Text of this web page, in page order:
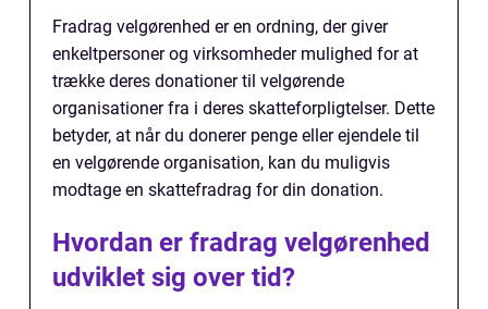
Fradrag velgørenhed er en ordning, der giver
enkeltpersoner og virksomheder mulighed for at
trække deres donationer til velgørende
organisationer fra i deres skatteforpligtelser. Dette
betyder, at når du donerer penge eller ejendele til
en velgørende organisation, kan du muligvis
modtage en skattefradrag for din donation.
Hvordan er fradrag velgørenhed
udviklet sig over tid?